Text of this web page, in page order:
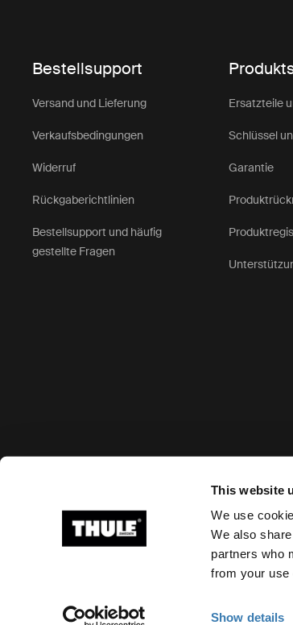
This website
We use
We also
partners who
from your
Show details
Bestellsupport
Versand und Lieferung
Verkaufsbedingungen
Widerruf
Rückgaberichtlinien
Bestellsupport und häufig
gestellte Fragen
Ersatzteile
Schlüssel
Garantie
Ⓒ 2026 Thule Group Alle Rechte vorbehalten